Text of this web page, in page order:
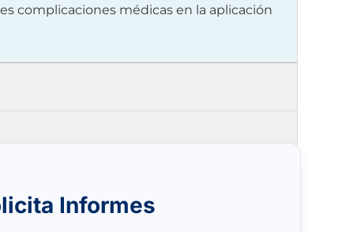
complicaciones médicas en la aplicación
Informes